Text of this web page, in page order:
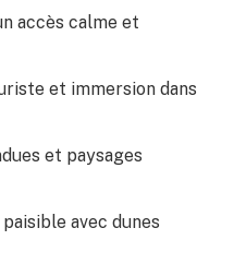
accès calme et
et immersion dans
et paysages
avec dunes